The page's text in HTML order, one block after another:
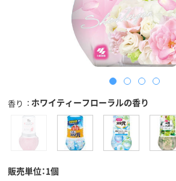
香り ホワイティーフローラルの香り
販売単位：1個